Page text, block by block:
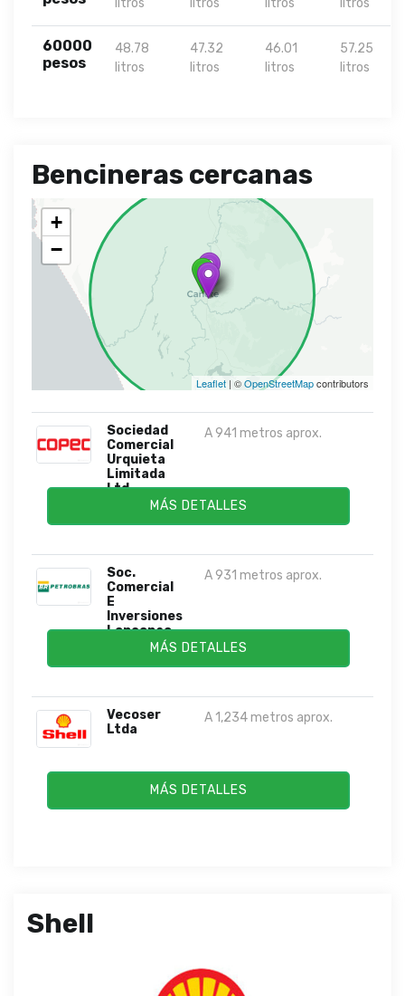
60000
pesos
48.78
litros
47.32
litros
46.01
litros
57.25
litros
Bencineras cercanas
+
−
Leaflet | ©OpenStreetMapcontributors
Sociedad
Comercial
Urquieta
Limitada
Ltd...
A 941 metros aprox.
MÁS DETALLES
Soc.
Comercial
E
Inversiones
Lonconao
A 931 metros aprox.
MÁS DETALLES
Vecoser
Ltda
A 1,234 metros aprox.
MÁS DETALLES
Shell